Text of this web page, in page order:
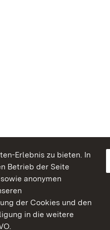
Erlebnis zu bieten. In
Betrieb der Seite
anonymen
der Cookies und den
in die weitere